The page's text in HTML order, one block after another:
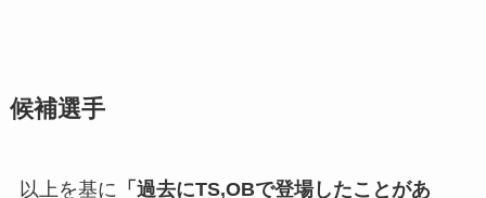
候補選手
以上を基に 「過去にTS,OBで登場したことがあ